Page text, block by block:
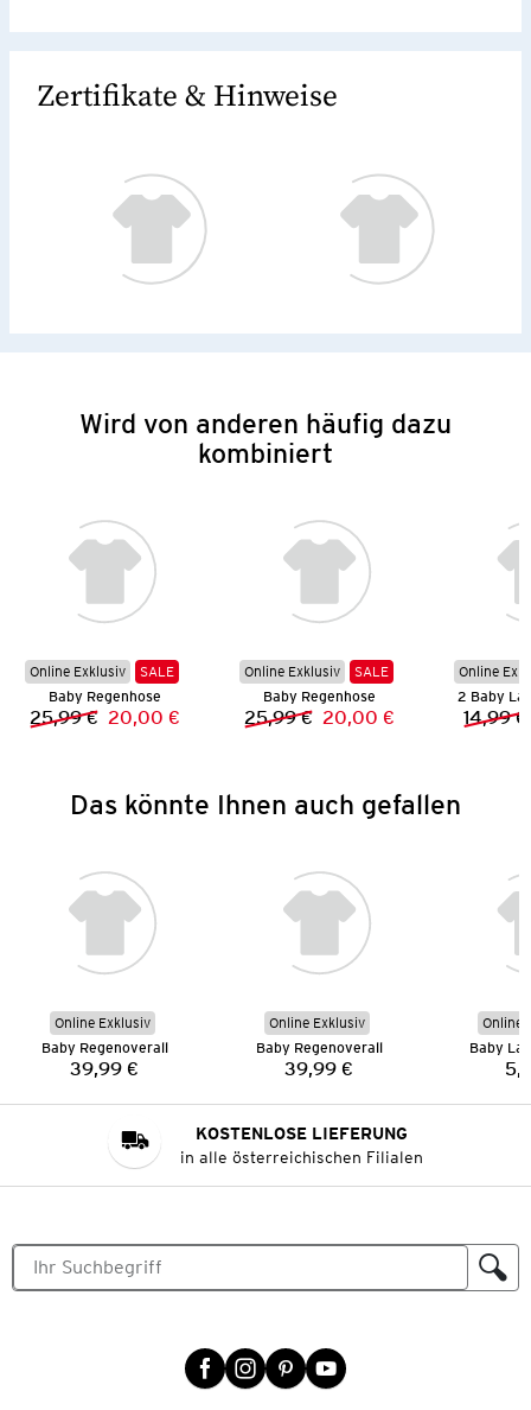
Zertifikate & Hinweise
Wird von anderen häufig dazu
kombiniert
Online Exklusiv
SALE
Baby Regenhose
Vorheriger Preis:
25,99 € Neuer Preis:
20,00 €
Online Exklusiv
SALE
Baby Regenhose
Vorheriger Preis:
25,99 € Neuer Preis:
20,00 €
Online
2 Baby
14,99 €
Das könnte Ihnen auch gefallen
Online Exklusiv
Baby Regenoverall
Preis:
39,99 €
Online Exklusiv
Baby Regenoverall
Preis:
39,99 €
Online
Baby
KOSTENLOSE LIEFERUNG
in alle österreichischen Filialen